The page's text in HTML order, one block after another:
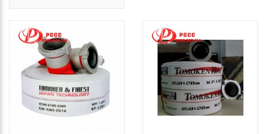
GỌI NGAY: 0938 563
114